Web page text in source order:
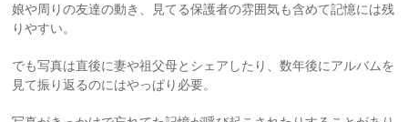
娘や周りの友達の動き、見てる保護者の雰囲気も含めて記憶には残
りやすい。
でも写真は直後に妻や祖父母とシェアしたり、数年後にアルバムを
見て振り返るのにはやっぱり必要。